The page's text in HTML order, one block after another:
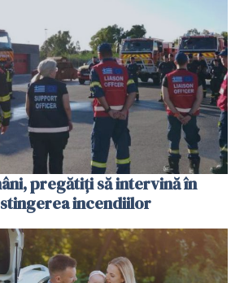
pregătiţi să intervină în
incendiilor